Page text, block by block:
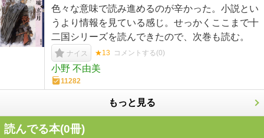
色々な意味で読み進めるのが辛かった。小説とい
うより情報を見ている感じ。せっかくここまで十
二国シリーズを読んできたので、次巻も読む。
ナイス ★13 コメントする(0)
小野 不由美
11282
もっと見る
読んでる本(0冊)